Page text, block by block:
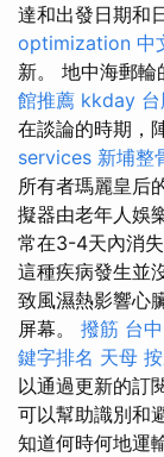
達和出發日期和
optimization 中
新。 地中海郵輪
館推薦 kkday 台
在談論的時期，
services 新埔整
所有者瑪麗皇后
擬器由老年人娛
常在3-4天內消
這種疾病發生並
致風濕熱影響心
屏幕。 撥筋 台中
鍵字排名 天母
以通過更新的訂
可以幫助識別和
知道何時何地運